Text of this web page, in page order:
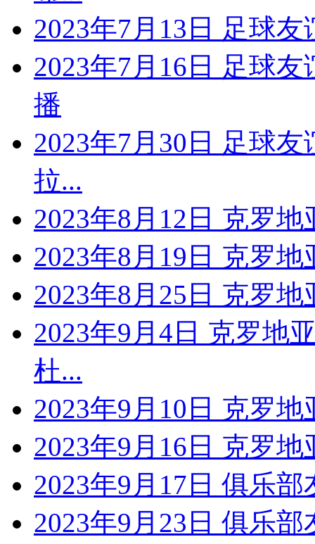
2023年7月13日 足球
2023年7月16日 足球
播
2023年7月30日 足球
拉...
2023年8月12日 克罗
2023年8月19日 克罗
2023年8月25日 克罗
2023年9月4日 克罗地
杜...
2023年9月10日 克罗
2023年9月16日 克罗
2023年9月17日 俱乐
2023年9月23日 俱乐